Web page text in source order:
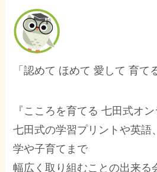
「認めて ほめて 愛して 育て
『こころを育てる 七田式オ
七田式の学習プリントや英語
学や子育てまで
幅広く取り組むことの出来る